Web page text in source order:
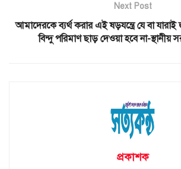
Next Post
আমাদেরকে ব্যর্থ করার এই ষড়যন্ত্রে যে বা
বিন্দু পরিমাণ ছাড় দেওয়া হবে না-স্থানীয়
প্রকাশক